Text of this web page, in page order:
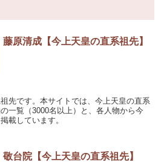
藤原清成【今上天皇の直系祖先】
先です。本サイトでは、今上天皇の直系
一覧（3000名以上）と、各人物から今
載しています。
敬台院【今上天皇の直系祖先】